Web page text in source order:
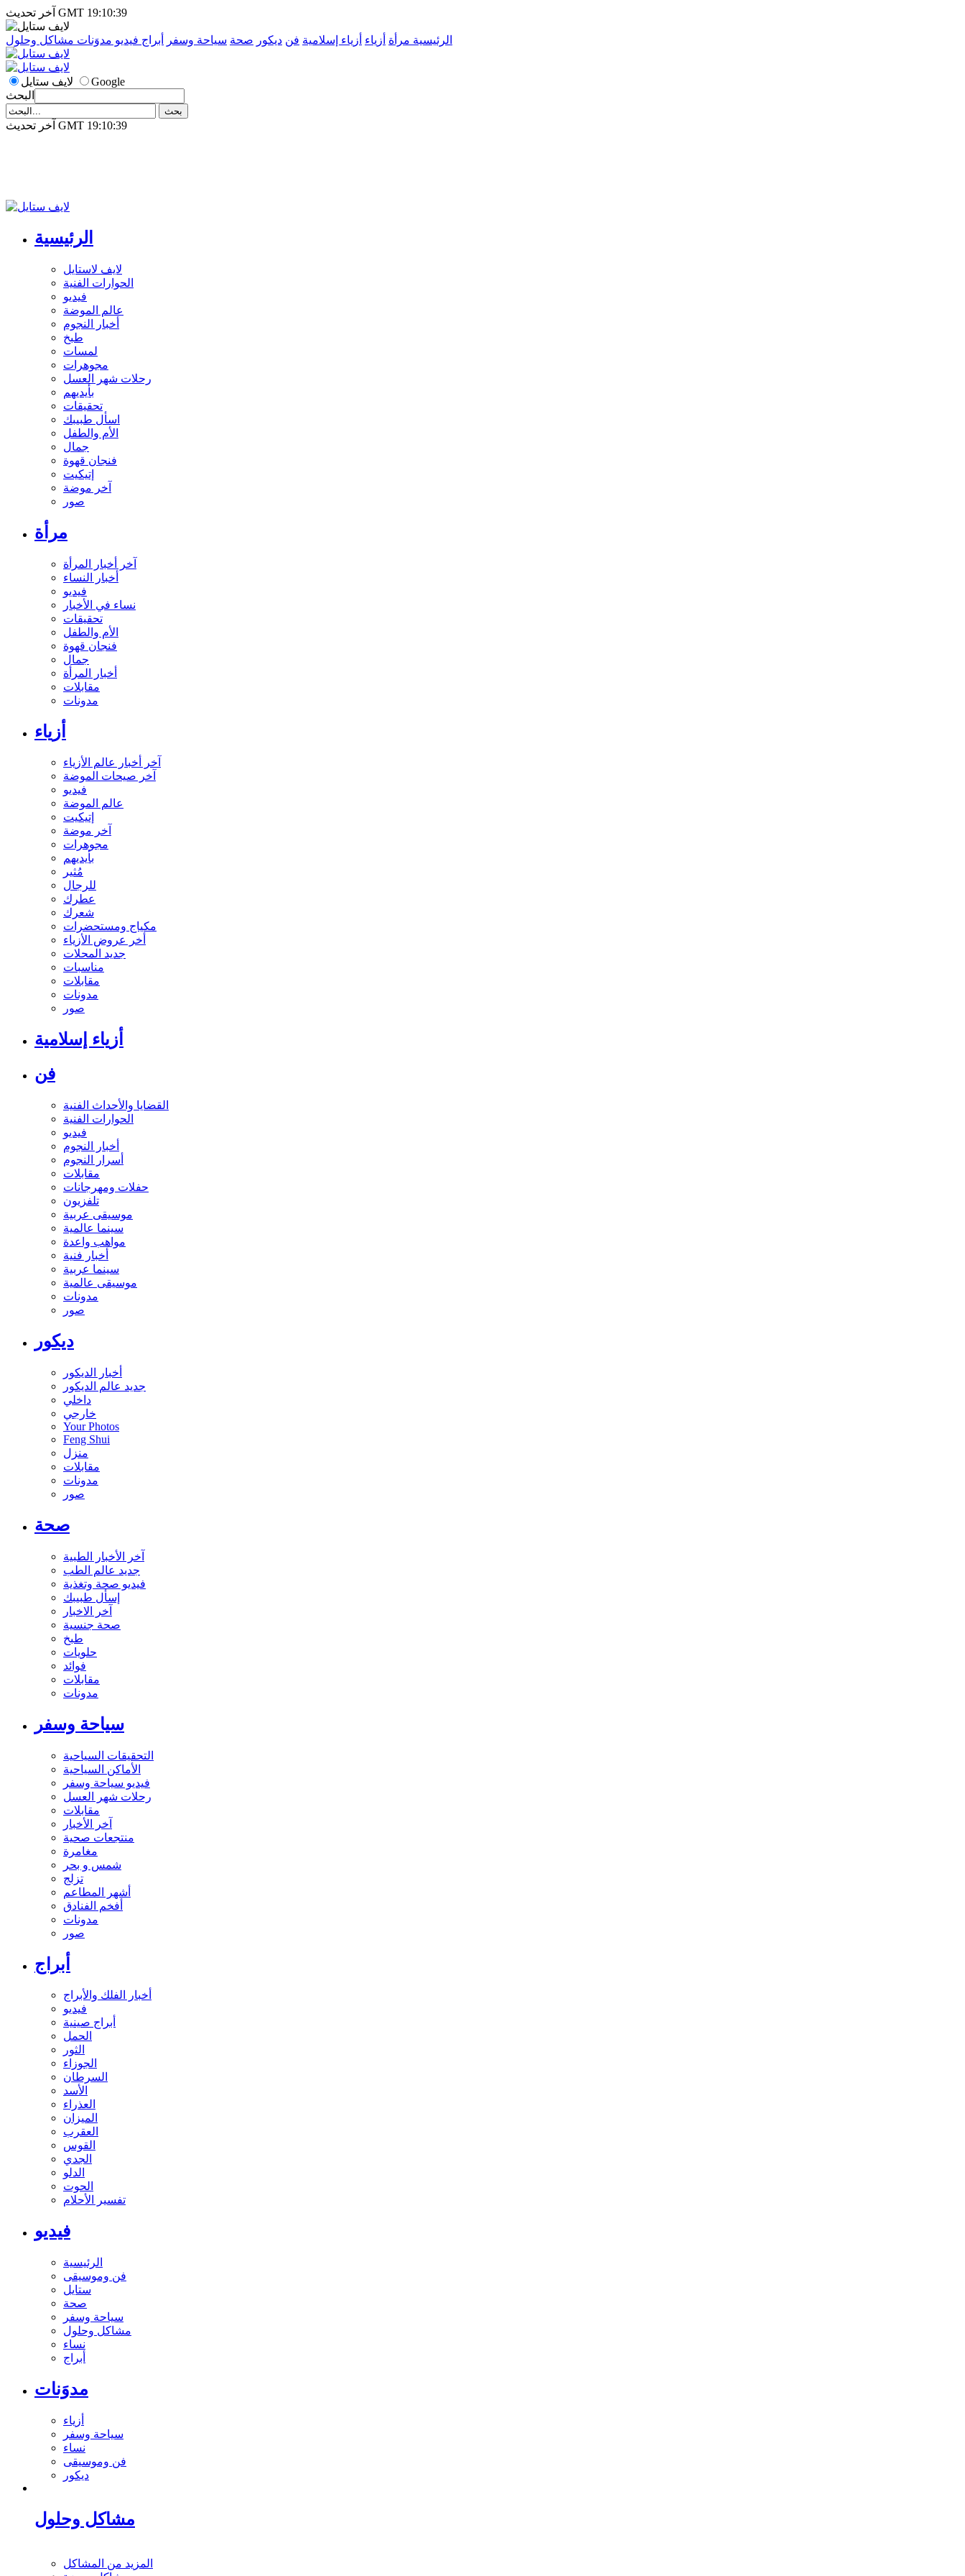
آخر تحديث GMT 19:10:39
الرئيسية مرأة أزياء أزياء إسلامية فن ديكور صحة سياحة وسفر أبراج فيديو مدوَنات مشاكل وحلول
لايف ستايل
Google
البحث
آخر تحديث GMT 19:10:39
الرئيسية
لايف لاستايل
الحوارات الفنية
فيديو
عالم الموضة
أخبار النجوم
طبخ
لمسات
مجوهرات
رحلات شهر العسل
بأيديهم
تحقيقات
اسأل طبيبك
الأم والطفل
جمال
فنجان قهوة
إتيكيت
آخر موضة
صور
مرأة
آخر أخبار المرأة
أخبار النساء
فيديو
نساء في الأخبار
تحقيقات
الأم والطفل
فنجان قهوة
جمال
أخبار المرأة
مقابلات
مدونات
أزياء
آخر أخبار عالم الأزياء
آخر صيحات الموضة
فيديو
عالم الموضة
إتيكيت
آخر موضة
مجوهرات
بأيديهم
مُثير
للرجال
عطرك
شعرك
مكياج ومستحضرات
أخر عروض الأزياء
جديد المحلات
مناسبات
مقابلات
مدونات
صور
أزياء إسلامية
فن
القضايا والأحداث الفنية
الحوارات الفنية
فيديو
أخبار النجوم
أسرار النجوم
مقابلات
حفلات ومهرجانات
تلفزيون
موسيقى عربية
سينما عالمية
مواهب واعدة
أخبار فنية
سينما عربية
موسيقى عالمية
مدونات
صور
ديكور
أخبار الديكور
جديد عالم الديكور
داخلي
خارجي
Your Photos
Feng Shui
منزل
مقابلات
مدونات
صور
صحة
آخر الأخبار الطبية
جديد عالم الطب
فيديو صحة وتغذية
إسأل طبيبك
آخر الاخبار
صحة جنسية
طبخ
حلويات
فوائد
مقابلات
مدونات
سياحة وسفر
التحقيقات السياحية
الأماكن السياحية
فيديو سياحة وسفر
رحلات شهر العسل
مقابلات
آخر الأخبار
منتجعات صحية
مغامرة
شمس و بحر
تزلج
أشهر المطاعم
أفخم الفنادق
مدونات
صور
أبراج
أخبار الفلك والأبراج
فيديو
أبراج صينية
الحمل
الثور
الجوزاء
السرطان
الأسد
العذراء
الميزان
العقرب
القوس
الجدي
الدلو
الحوت
تفسير الأحلام
فيديو
الرئيسية
فن وموسيقى
ستايل
صحة
سياحة وسفر
مشاكل وحلول
نساء
أبراج
مدوَنات
أزياء
سياحة وسفر
نساء
فن وموسيقى
ديكور
مشاكل وحلول
المزيد من المشاكل